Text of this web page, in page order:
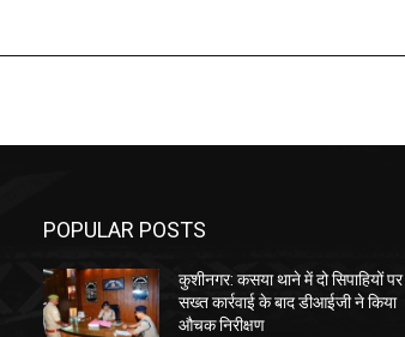
POPULAR POSTS
कुशीनगर: कसया थाने में दो सिपाहियों पर
सख्त कार्रवाई के बाद डीआईजी ने किया
औचक निरीक्षण